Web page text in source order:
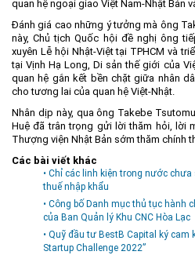
quan hệ ngoại giao Việt Nam-Nhật Bản
Đánh giá cao những ý tưởng mà ông
này, Chủ tịch Quốc hội đề nghị ông
xuyên Lễ hội Nhật-Việt tại TPHCM và
tại Vịnh Hạ Long, Di sản thế giới của
quan hệ gắn kết bền chặt giữa nhân
cho tương lai của quan hệ Việt-Nhật.
Nhân dịp này, qua ông Takebe
Huệ đã trân trọng gửi lời thăm hỏi, lời
Thượng viện Nhật Bản sớm thăm chính
Các bài viết khác
• Chỉ các linh kiện trong nước
thuế nhập khẩu
• Công bố Danh mục thủ tục hành
của Ban Quản lý Khu CNC Hòa Lạc
• Quỹ đầu tư BestB Capital ký cam
Startup Challenge 2022”